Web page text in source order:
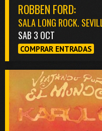
ROBBEN FORD:
SALA LONG ROCK.
SAB 3 OCT
COMPRAR ENTRADAS